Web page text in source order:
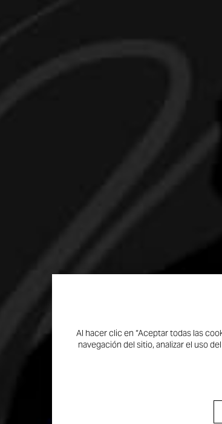
Al hacer clic en “Aceptar todas las
navegación del sitio, analizar el uso